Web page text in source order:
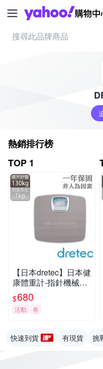
熱銷排行榜
TOP 1
【日本dretec】日本健
康體重計-指針機械式-
灰色(BS-306GYKO)
$680
活動 券
快速到貨 有現貨 挑